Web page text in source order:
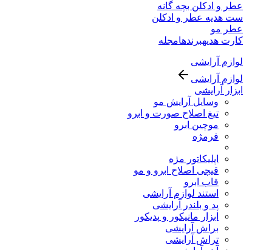
عطر و ادکلن بچه گانه
ست هدیه عطر و ادکلن
عطر مو
کارت هدیهبرندهامجله
لوازم آرایشی
لوازم آرایشی
ابزار آرایشی
وسایل آرایش مو
تیغ اصلاح صورت و ابرو
موچین ابرو
فرمژه
اپلیکاتور مژه
قیچی اصلاح ابرو و مو
قاب ابرو
استند لوازم آرایشی
پد و بلندر آرایشی
ابزار مانیکور و پدیکور
براش آرایشی
تراش آرایشی